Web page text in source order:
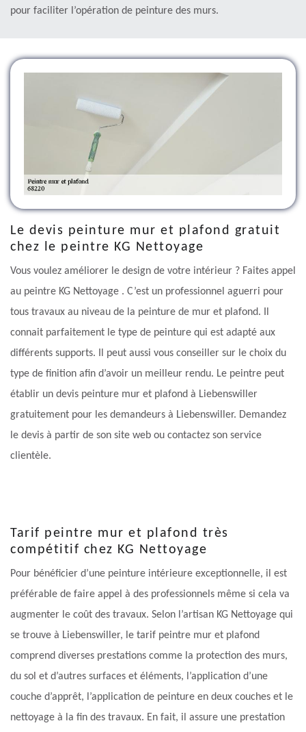
pour faciliter l’opération de peinture des murs.
Le devis peinture mur et plafond gratuit
chez le peintre KG Nettoyage
Vous voulez améliorer le design de votre intérieur ? Faites appel
au peintre KG Nettoyage . C’est un professionnel aguerri pour
tous travaux au niveau de la peinture de mur et plafond. Il
connait parfaitement le type de peinture qui est adapté aux
différents supports. Il peut aussi vous conseiller sur le choix du
type de finition afin d’avoir un meilleur rendu. Le peintre peut
établir un devis peinture mur et plafond à Liebenswiller
gratuitement pour les demandeurs à Liebenswiller. Demandez
le devis à partir de son site web ou contactez son service
clientèle.
Tarif peintre mur et plafond très
compétitif chez KG Nettoyage
Pour bénéficier d’une peinture intérieure exceptionnelle, il est
préférable de faire appel à des professionnels même si cela va
augmenter le coût des travaux. Selon l’artisan KG Nettoyage qui
se trouve à Liebenswiller, le tarif peintre mur et plafond
comprend diverses prestations comme la protection des murs,
du sol et d’autres surfaces et éléments, l’application d’une
couche d’apprêt, l’application de peinture en deux couches et le
nettoyage à la fin des travaux. En fait, il assure une prestation